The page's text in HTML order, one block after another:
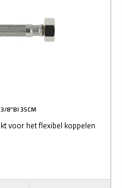
8"BI 35CM
voor het flexibel koppelen